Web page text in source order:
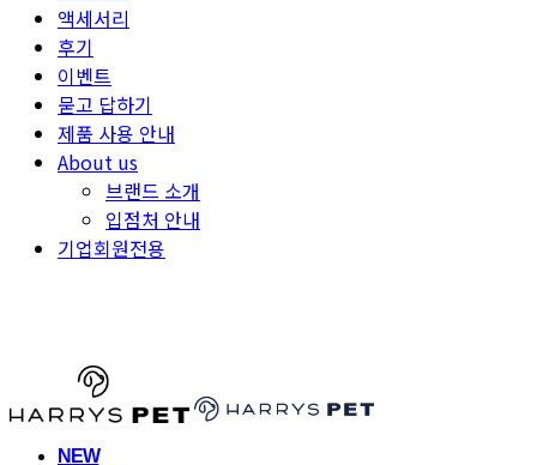
액세서리
후기
이벤트
묻고 답하기
제품 사용 안내
About us
브랜드 소개
입점처 안내
기업회원전용
NEW